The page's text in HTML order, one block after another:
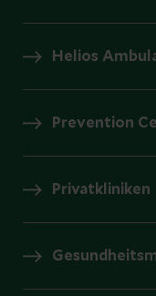
Helios
Prevention
Privatkliniken